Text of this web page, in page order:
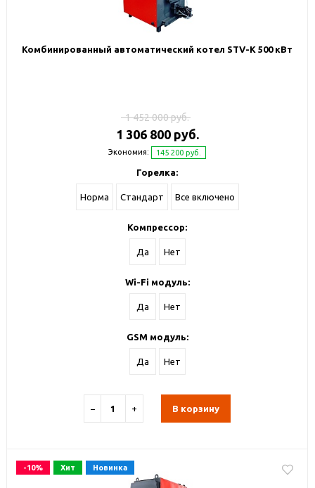
Комбинированный автоматический котел STV-К 500 кВт
1 452 000 руб.
1 306 800 руб.
Экономия: 145 200 руб.
Горелка:
Норма Стандарт Все включено
Компрессор:
Да Нет
Wi-Fi модуль:
Да Нет
GSM модуль:
Да Нет
− + В корзину
-10% Хит Новинка